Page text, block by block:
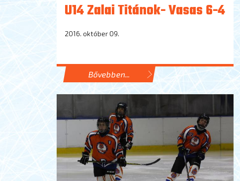
U14 Zalai Titánok- Vasas 6-4
2016. október 09.
Bővebben...